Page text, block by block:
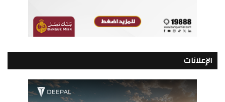
الإعلانات